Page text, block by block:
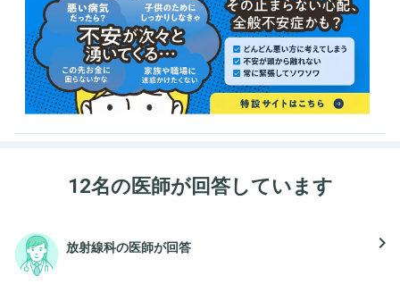
12名の医師が回答しています
放射線科の医師が回答 navigate_next